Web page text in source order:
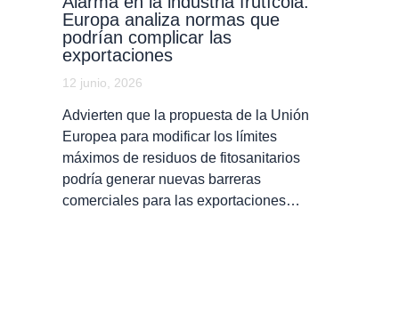
Europa analiza normas que
podrían complicar las
exportaciones
12 junio, 2026
Advierten que la propuesta de la Unión
Europea para modificar los límites
máximos de residuos de fitosanitarios
podría generar nuevas barreras
comerciales para las exportaciones…